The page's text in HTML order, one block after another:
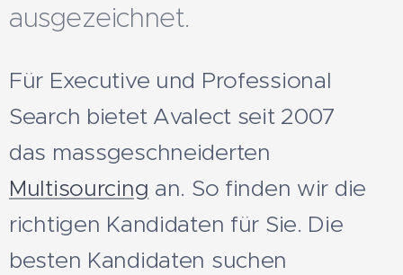
ausgezeichnet.
Für Executive und Professional
Search bietet Avalect seit 2007
das massgeschneiderten
Multisourcing an. So finden wir die
richtigen Kandidaten für Sie. Die
besten Kandidaten suchen